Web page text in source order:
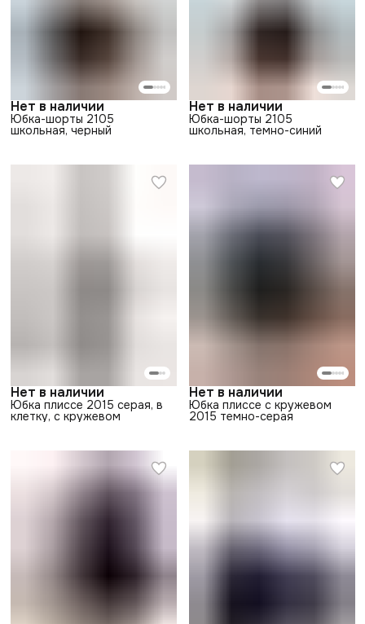
Нет в наличии
Юбка-шорты 2105
школьная, черный
Нет в наличии
Юбка-шорты 2105
школьная, темно-синий
Нет в наличии
Юбка плиссе 2015 серая, в
клетку, с кружевом
Нет в наличии
Юбка плиссе с кружевом
2015 темно-серая